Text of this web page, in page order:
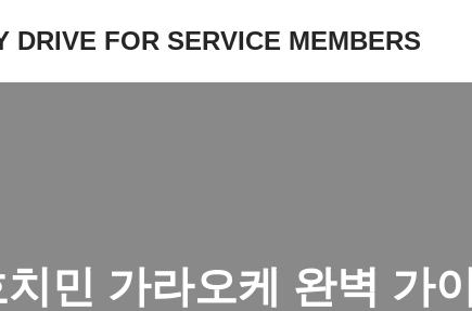
DRIVE FOR SERVICE MEMBERS
민 가라오케 완벽 가